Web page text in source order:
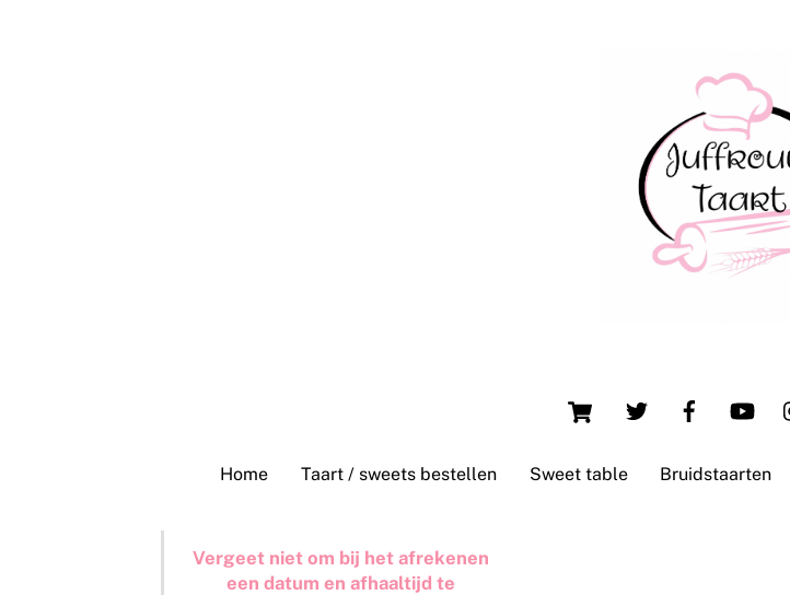
Cart
Home Taart / sweets bestellen Sweet table Bruidstaarten
Vergeet niet om bij het afrekenen
een datum en afhaaltijd te
Top